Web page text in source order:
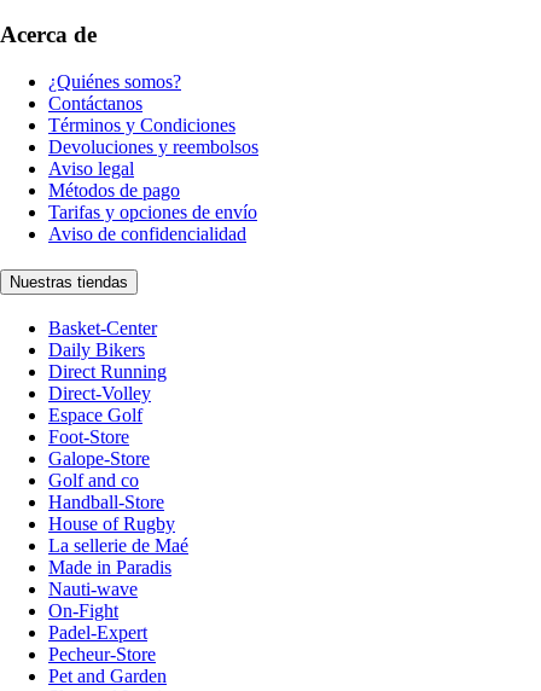
Acerca de
¿Quiénes somos?
Contáctanos
Términos y Condiciones
Devoluciones y reembolsos
Aviso legal
Métodos de pago
Tarifas y opciones de envío
Aviso de confidencialidad
Nuestras tiendas
Basket-Center
Daily Bikers
Direct Running
Direct-Volley
Espace Golf
Foot-Store
Galope-Store
Golf and co
Handball-Store
House of Rugby
La sellerie de Maé
Made in Paradis
Nauti-wave
On-Fight
Padel-Expert
Pecheur-Store
Pet and Garden